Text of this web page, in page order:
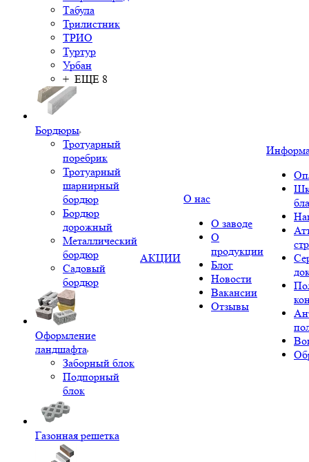
Табула
Трилистник
ТРИО
Туртур
Урбан
+ ЕЩЕ 8
Бордюры
Тротуарный
поребрик
Тротуарный
шарнирный
бордюр
Бордюр
дорожный
Металлический
бордюр
Садовый
бордюр
Оформление
ландшафта
Заборный блок
Подпорный
блок
Газонная решетка
АКЦИИ
О нас
О заводе
О
продукции
Блог
Новости
Вакансии
Отзывы